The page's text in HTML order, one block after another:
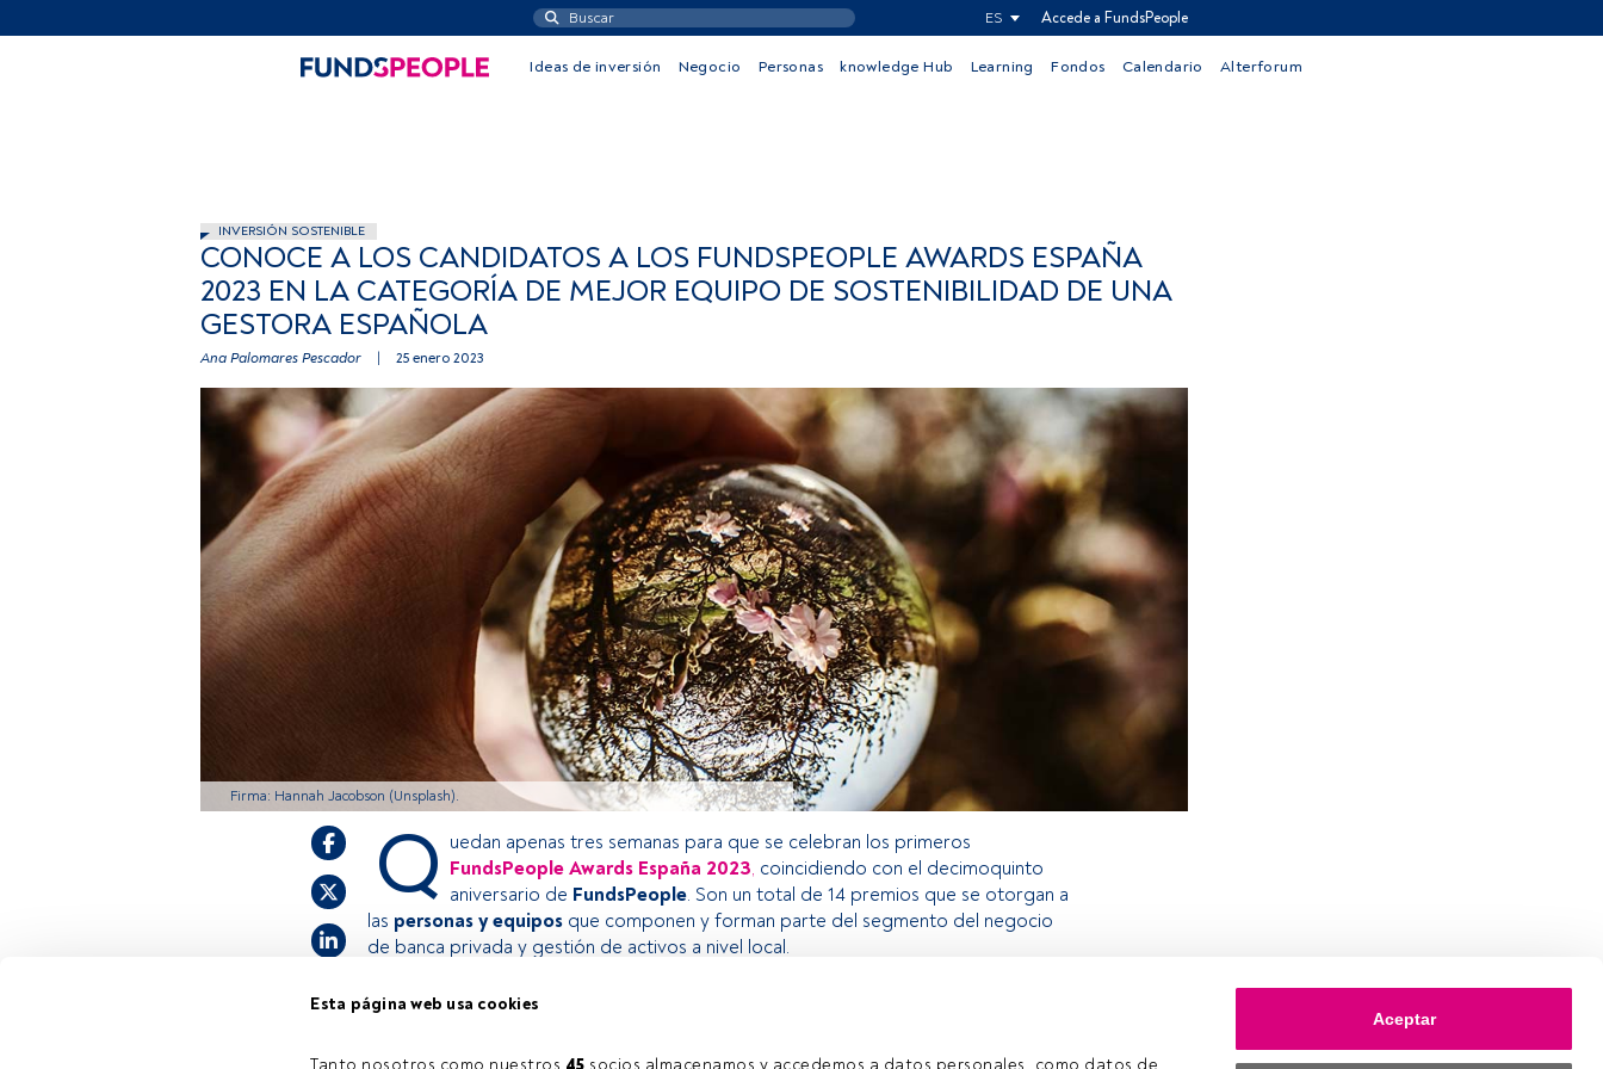
Esta página web usa cookies
Aceptar
ES Accede a FundsPeople
Ideas de inversión Negocio Personas knowledge Hub Learning Fondos Calendario Alterforum
INVERSIÓN SOSTENIBLE
CONOCE A LOS CANDIDATOS A LOS FUNDSPEOPLE AWARDS ESPAÑA
2023 EN LA CATEGORÍA DE MEJOR EQUIPO DE SOSTENIBILIDAD DE UNA
GESTORA ESPAÑOLA
Ana Palomares Pescador 25 enero 2023
Firma: Hannah Jacobson (Unsplash).
Q uedan apenas tres semanas para que se celebran los primeros
FundsPeople Awards España 2023, coincidiendo con el decimoquinto
aniversario de FundsPeople. Son un total de 14 premios que se otorgan a
las personas y equipos que componen y forman parte del segmento del negocio
de banca privada y gestión de activos a nivel local.
estás registrado, accede desde el botón Login. Si aún no tienes cuenta, te